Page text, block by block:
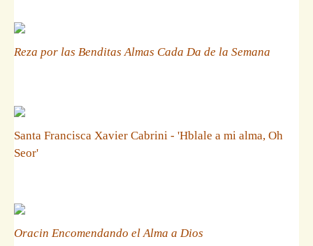
Reza por las Benditas Almas Cada Da de la Semana
Santa Francisca Xavier Cabrini - 'Hblale a mi alma, Oh
Seor'
Oracin Encomendando el Alma a Dios